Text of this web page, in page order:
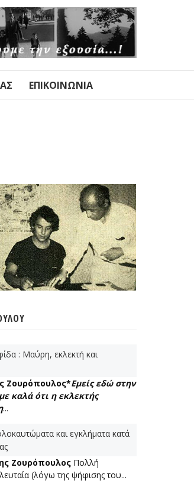
ΕΠΙΚΟΙΝΩΝΊΑ
: Μαύρη, εκλεκτή και
Ζουρόπουλος*Εμείς εδώ στην
καλά ότι η εκλεκτής
...
και εγκλήματα κατά
Ζουρόπουλος Πολλή
(λόγω της ψήφισης του...